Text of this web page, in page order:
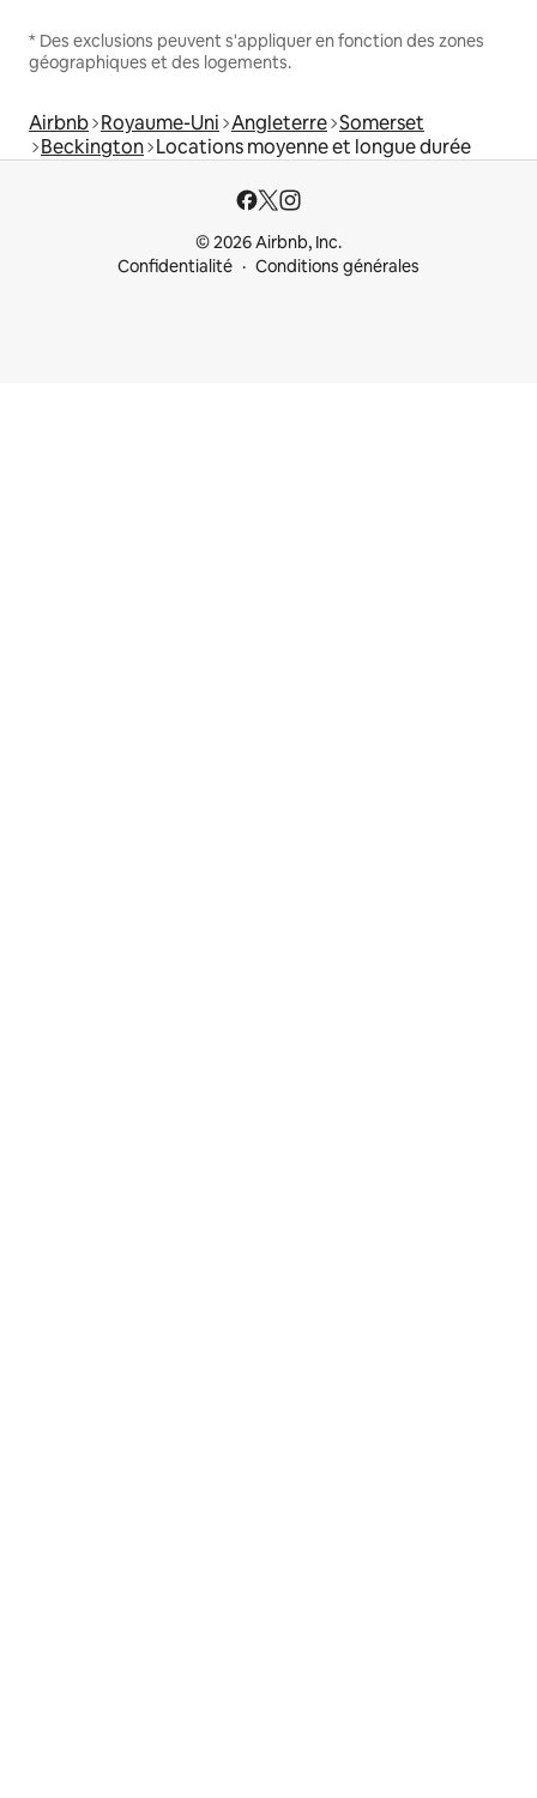
* Des exclusions peuvent s'appliquer en fonction des zones
géographiques et des logements.
Airbnb Royaume-Uni Angleterre Somerset
Beckington Locations moyenne et longue durée
© 2026 Airbnb, Inc.
Confidentialité
Conditions générales